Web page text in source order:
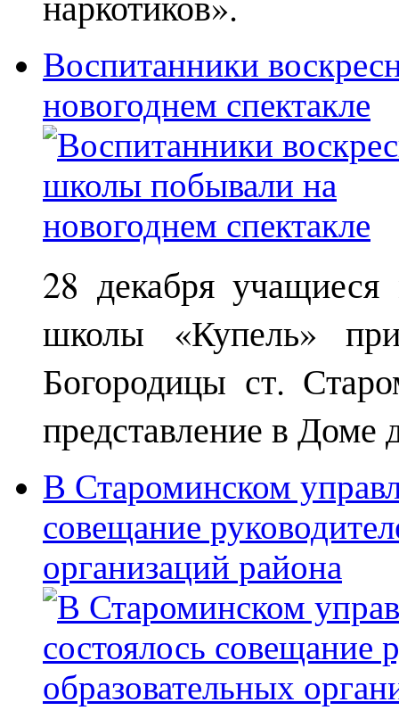
Воспитанники
новогоднем спектакле
28 декабря
школы «Купель»
Богородицы ст.
представление в Доме
В Староминском
совещание
организаций района